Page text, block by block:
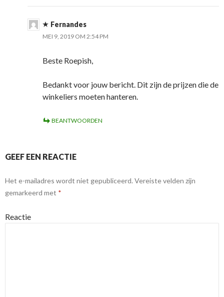
Fernandes
MEI 9, 2019 OM 2:54 PM
Beste Roepish,
Bedankt voor jouw bericht. Dit zijn de prijzen die de
winkeliers moeten hanteren.
BEANTWOORDEN
GEEF EEN REACTIE
Het e-mailadres wordt niet gepubliceerd. Vereiste velden zijn
gemarkeerd met *
Reactie